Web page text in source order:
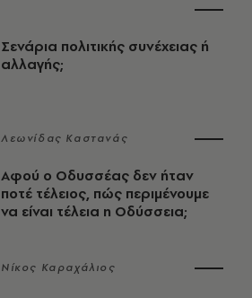
Σενάρια πολιτικής συνέχειας ή
αλλαγής;
Λεωνίδας Καστανάς
Αφού ο Οδυσσέας δεν ήταν
ποτέ τέλειος, πώς περιμένουμε
να είναι τέλεια η Οδύσσεια;
Νίκος Καραχάλιος